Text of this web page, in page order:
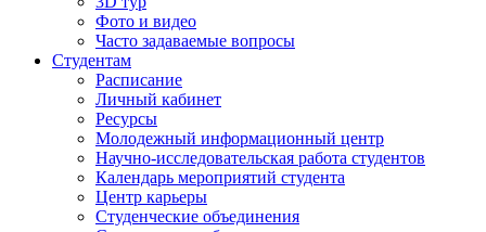
Фото и видео
Часто задаваемые вопросы
Студентам
Расписание
Личный кабинет
Ресурсы
Молодежный информационный центр
Научно-исследовательская работа студентов
Календарь мероприятий студента
Центр карьеры
Студенческие объединения